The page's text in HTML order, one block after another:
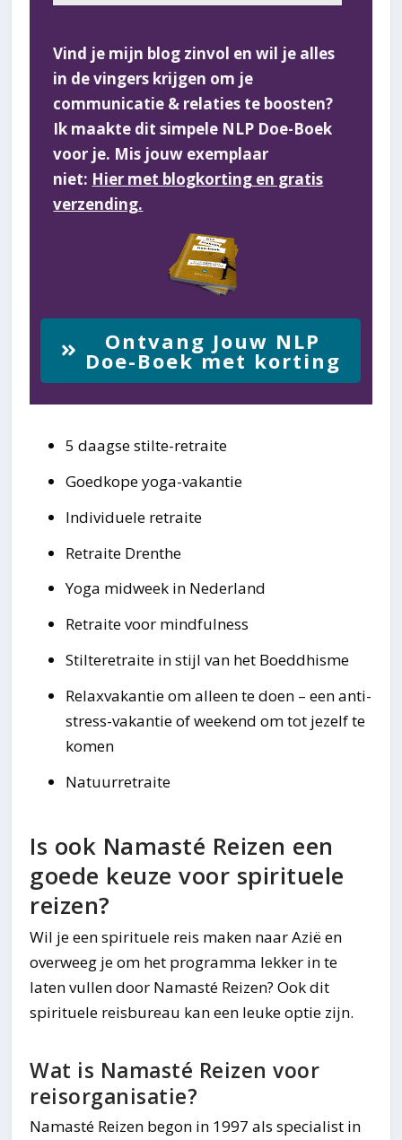
Vind je mijn blog zinvol en wil je alles
in de vingers krijgen om je
communicatie & relaties te boosten?
Ik maakte dit simpele NLP Doe-Boek
voor je. Mis jouw exemplaar
niet: Hier met blogkorting en gratis
verzending.
Ontvang Jouw NLP
Doe-Boek met korting
5 daagse stilte-retraite
Goedkope yoga-vakantie
Individuele retraite
Retraite Drenthe
Yoga midweek in Nederland
Retraite voor mindfulness
Stilteretraite in stijl van het Boeddhisme
Relaxvakantie om alleen te doen – een anti-
stress-vakantie of weekend om tot jezelf te
komen
Natuurretraite
Is ook Namasté Reizen een
goede keuze voor spirituele
reizen?
Wil je een spirituele reis maken naar Azië en
overweeg je om het programma lekker in te
laten vullen door Namasté Reizen? Ook dit
spirituele reisbureau kan een leuke optie zijn.
Wat is Namasté Reizen voor
reisorganisatie?
Namasté Reizen begon in 1997 als specialist in